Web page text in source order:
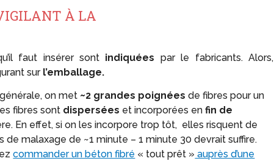
À LA
faut insérer sont indiquées par le fabricants. Alors,
sur l’emballage.
on met ~2 grandes poignées de fibres pour un
fibres sont dispersées et incorporées enfin de
En effet, si on les incorpore trop tôt, elles risquent de
de malaxage de ~1 minute – 1 minute 30 devrait suffire.
commander un béton fibré « tout prêt » auprès d’une